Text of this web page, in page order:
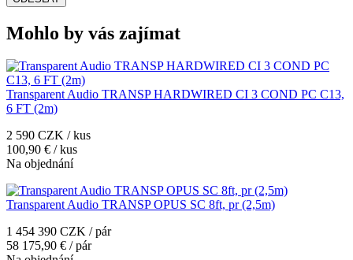
Mohlo by vás zajímat
Transparent Audio TRANSP HARDWIRED CI 3 COND PC C13,
6 FT (2m)
2 590 CZK / kus
100,90 € / kus
Na objednání
Transparent Audio TRANSP OPUS SC 8ft, pr (2,5m)
1 454 390 CZK / pár
58 175,90 € / pár